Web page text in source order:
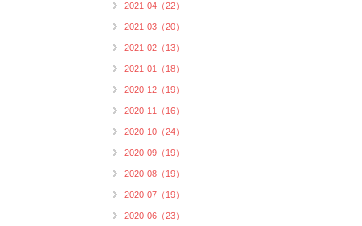
2021-04（22）
2021-03（20）
2021-02（13）
2021-01（18）
2020-12（19）
2020-11（16）
2020-10（24）
2020-09（19）
2020-08（19）
2020-07（19）
2020-06（23）